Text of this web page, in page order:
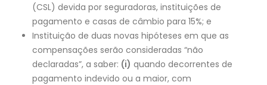
(CSL) devida por seguradoras, instituições de
pagamento e casas de câmbio para 15%; e
Instituição de duas novas hipóteses em que as
compensações serão consideradas “não
declaradas”, a saber: (i) quando decorrentes de
pagamento indevido ou a maior, com